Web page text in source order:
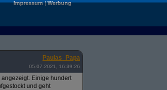
Impressum|Werbung
Paulas_Papa
05.07.2021, 16:39:26
Einige hundert
und geht